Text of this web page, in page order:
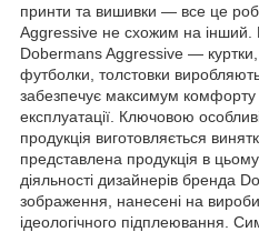
принти та вишивки — все це
Aggressive не схожим на інший.
Dobermans Aggressive — куртки,
футболки, толстовки
забезпечує максимум комфорту
експлуатації. Ключовою
продукція виготовляється
представлена продукція в
діяльності дизайнерів бренда
зображення, нанесені на
ідеологічного підплеювання.